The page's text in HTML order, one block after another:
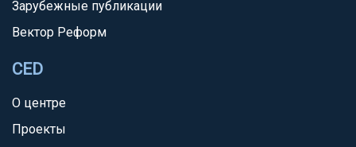
Зарубежные публикации
Вектор Реформ
CED
О центре
Проекты